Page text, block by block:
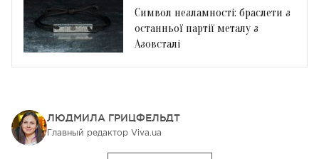
Символ незламності: браслети з
останньої партії металу з
Азовсталі
ЛЮДМИЛА ГРИЦФЕЛЬДТ
Главный редактор Viva.ua